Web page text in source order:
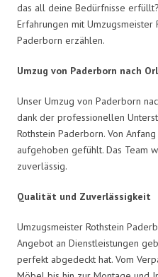
das all deine Bedürfnisse
Erfahrungen mit Umzugsmeister
Paderborn erzählen.
Umzug von Paderborn nach
Unser Umzug von Paderborn
dank der professionellen
Rothstein Paderborn. Von
aufgehoben gefühlt. Das Team
zuverlässig.
Qualität und Zuverlässigkeit
Umzugsmeister Rothstein
Angebot an Dienstleistungen
perfekt abgedeckt hat. Vom